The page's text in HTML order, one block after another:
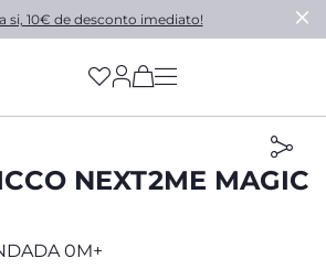
si, 10€ de desconto imediato!
(has more options
NEXT2ME MAGIC
0M+